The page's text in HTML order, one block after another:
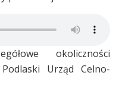
okoliczności
Urząd Celno-